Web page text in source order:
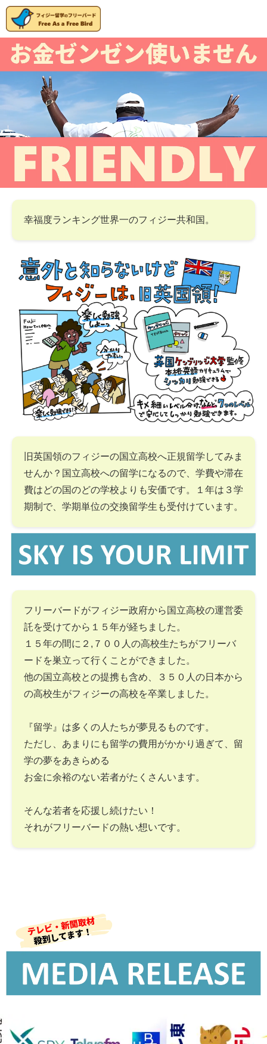
幸福度ランキング世界一のフィジー共和国。
旧英国領のフィジーの国立高校へ正規留学してみま
せんか？国立高校への留学になるので、学費や滞在
費はどの国のどの学校よりも安価です。１年は３学
期制で、学期単位の交換留学生も受付けています。
フリーバードがフィジー政府から国立高校の運営委
託を受けてから１５年が経ちました。
１５年の間に２,７００人の高校生たちがフリーバ
ードを巣立って行くことができました。
他の国立高校との提携も含め、３５０人の日本から
の高校生がフィジーの高校を卒業しました。
『留学』は多くの人たちが夢見るものです。
ただし、あまりにも留学の費用がかかり過ぎて、留
学の夢をあきらめる
お金に余裕のない若者がたくさんいます。
そんな若者を応援し続けたい！
それがフリーバードの熱い想いです。